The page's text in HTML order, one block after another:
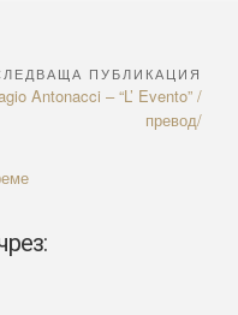
ПУБЛИКАЦИЯ
Antonacci – “L’ Evento” /
превод/